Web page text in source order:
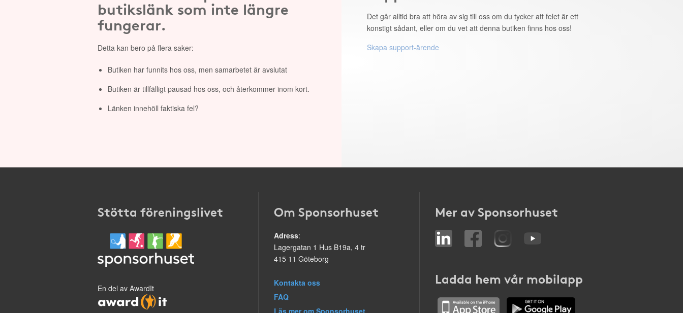
butikslänk som inte längre
fungerar.
Detta kan bero på flera saker:
Butiken har funnits hos oss, men samarbetet är avslutat
Butiken är tillfälligt pausad hos oss, och återkommer inom kort.
Länken innehöll faktiska fel?
Det går alltid bra att höra av sig till oss om du tycker att felet är ett
konstigt sådant, eller om du vet att denna butiken finns hos oss!
Skapa support-ärende
Stötta föreningslivet
En del av AwardIt
Om Sponsorhuset
Adress:
Lagergatan 1 Hus B19a, 4 tr
415 11 Göteborg
Kontakta oss
FAQ
Läs mer om Sponsorhuset
Mer av Sponsorhuset
Ladda hem vår mobilapp